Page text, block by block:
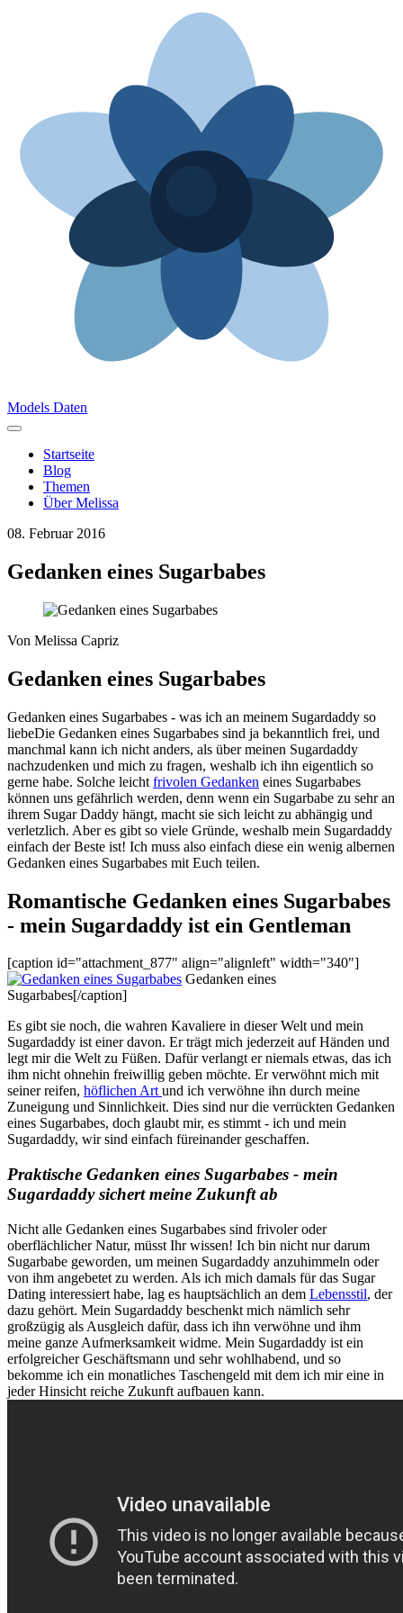
Models Daten
Startseite
Blog
Themen
Über Melissa
08. Februar 2016
Gedanken eines Sugarbabes
Von Melissa Capriz
Gedanken eines Sugarbabes
Gedanken eines Sugarbabes - was ich an meinem Sugardaddy so
liebeDie Gedanken eines Sugarbabes sind ja bekanntlich frei, und
manchmal kann ich nicht anders, als über meinen Sugardaddy
nachzudenken und mich zu fragen, weshalb ich ihn eigentlich so
gerne habe. Solche leicht frivolen Gedanken eines Sugarbabes
können uns gefährlich werden, denn wenn ein Sugarbabe zu sehr an
ihrem Sugar Daddy hängt, macht sie sich leicht zu abhängig und
verletzlich. Aber es gibt so viele Gründe, weshalb mein Sugardaddy
einfach der Beste ist! Ich muss also einfach diese ein wenig albernen
Gedanken eines Sugarbabes mit Euch teilen.
Romantische Gedanken eines Sugarbabes
- mein Sugardaddy ist ein Gentleman
[caption id="attachment_877" align="alignleft" width="340"]
Gedanken eines
Sugarbabes[/caption]
Es gibt sie noch, die wahren Kavaliere in dieser Welt und mein
Sugardaddy ist einer davon. Er trägt mich jederzeit auf Händen und
legt mir die Welt zu Füßen. Dafür verlangt er niemals etwas, das ich
ihm nicht ohnehin freiwillig geben möchte. Er verwöhnt mich mit
seiner reifen, höflichen Artund ich verwöhne ihn durch meine
Zuneigung und Sinnlichkeit. Dies sind nur die verrückten Gedanken
eines Sugarbabes, doch glaubt mir, es stimmt - ich und mein
Sugardaddy, wir sind einfach füreinander geschaffen.
Praktische Gedanken eines Sugarbabes - mein
Sugardaddy sichert meine Zukunft ab
Nicht alle Gedanken eines Sugarbabes sind frivoler oder
oberflächlicher Natur, müsst Ihr wissen! Ich bin nicht nur darum
Sugarbabe geworden, um meinen Sugardaddy anzuhimmeln oder
von ihm angebetet zu werden. Als ich mich damals für das Sugar
Dating interessiert habe, lag es hauptsächlich an dem Lebensstil, der
dazu gehört. Mein Sugardaddy beschenkt mich nämlich sehr
großzügig als Ausgleich dafür, dass ich ihn verwöhne und ihm
meine ganze Aufmerksamkeit widme. Mein Sugardaddy ist ein
erfolgreicher Geschäftsmann und sehr wohlhabend, und so
bekomme ich ein monatliches Taschengeld mit dem ich mir eine in
jeder Hinsicht reiche Zukunft aufbauen kann.